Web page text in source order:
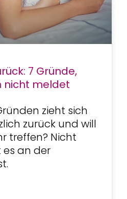
7 Gründe,
nicht meldet
zieht sich
zurück und will
treffen? Nicht
es an der